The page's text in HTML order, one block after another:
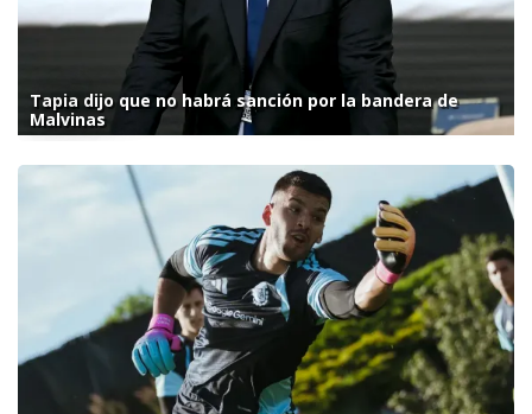
Tapia dijo que no habrá sanción por la bandera de
Malvinas